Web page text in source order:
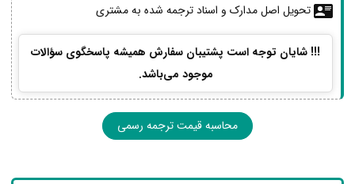
تحویل اصل مدارک و اسناد ترجمه شده به مشتری
!!! شایان توجه است پشتیبان سفارش همیشه پاسخگوی سؤالات
موجود می‌باشد.
محاسبه قیمت ترجمه رسمی